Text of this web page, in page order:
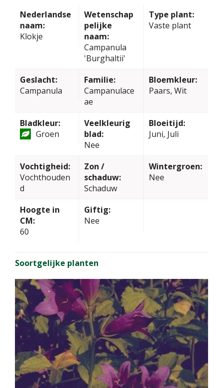
Nederlandse
naam:
Klokje
Wetenschap
pelijke
naam:
Campanula
'Burghaltii'
Type plant:
Vaste plant
Geslacht:
Campanula
Familie:
Campanulace
ae
Bloemkleur:
Paars, Wit
Bladkleur:
Groen
Veelkleurig
blad:
Nee
Bloeitijd:
Juni, Juli
Vochtigheid:
Vochthouden
d
Zon /
schaduw:
Schaduw
Wintergroen:
Nee
Hoogte in
CM:
60
Giftig:
Nee
Soortgelijke planten